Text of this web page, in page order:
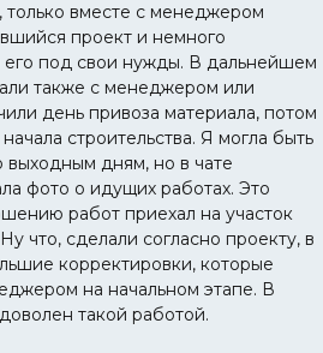
только вместе с менеджером
проект и немного
его под свои нужды. В дальнейшем
также с менеджером или
день привоза материала, потом
строительства. Я могла быть
выходным дням, но в чате
фото о идущих работах. Это
работ приехал на участок
что, сделали согласно проекту, в
корректировки, которые
на начальном этапе. В
такой работой.